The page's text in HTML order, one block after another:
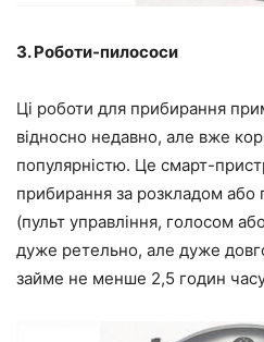
3. Роботи-пилососи
Ці роботи для прибирання
відносно недавно, але вже
популярністю. Це смарт-
прибирання за розкладом або
(пульт управління, голосом
дуже ретельно, але дуже
займе не менше 2,5 годин